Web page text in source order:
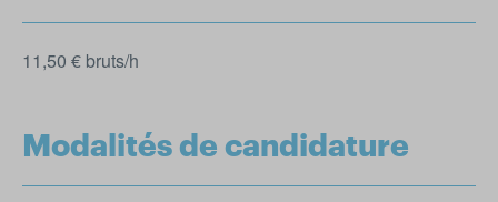
11,50 € bruts/h
Modalités de candidature